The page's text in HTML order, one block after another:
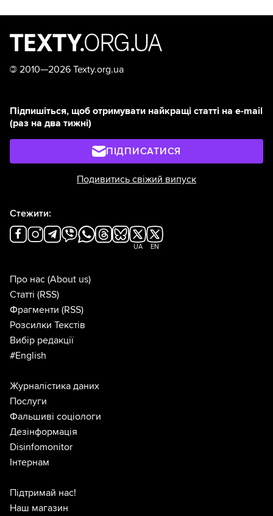
© 2010—2026 Texty.org.ua
Підпишіться, щоб отримувати найкращі статті на e-mail
(раз на два тижні)
ПІДПИСАТИСЯ
Подивитись свіжий випуск
Стежити:
UA EN
Про нас (About us)
Статті (RSS)
Фрагменти (RSS)
Розсилки Текстів
Вибір редакції
#English
Журналістика даних
Послуги
Фальшиві соціологи
Дезінформація
Disinfomonitor
Інтернам
Підтримай нас!
Наш магазин